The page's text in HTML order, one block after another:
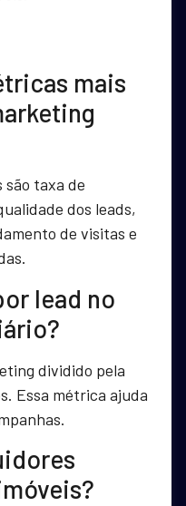
mais
são taxa de
dos leads,
de visitas e
lead no
dividido pela
Essa métrica ajuda